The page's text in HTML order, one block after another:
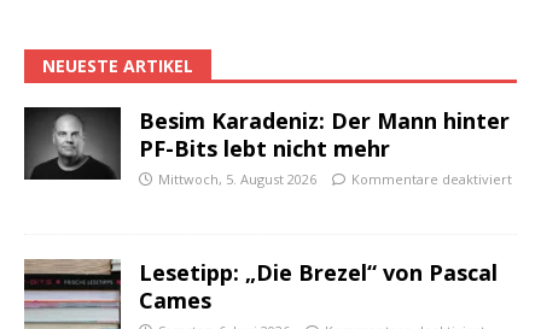
NEUESTE ARTIKEL
Besim Karadeniz: Der Mann hinter
PF-Bits lebt nicht mehr
Mittwoch, 5. August 2026 Kommentare deaktiviert
Lesetipp: „Die Brezel“ von Pascal
Cames